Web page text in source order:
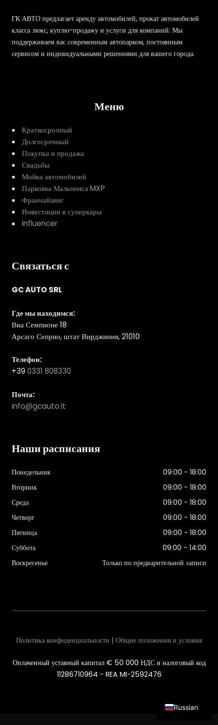
ГК АВТО предлагает аренду автомобилей, прокат автомобилей
класса люкс, куплю-продажу и услуги для компаний. Мы
поддерживаем вас современным автопарком, постоянным
сервисом и индивидуальными решениями для вашего города.
Меню
Краткосрочный
Долгосрочный
Покупка и продажа
Свадьбы
Мойка автомобилей
Парковка Мальпенса MXP
Франчайзинг
Инвестиции в суперкары
Influencer
Связаться с
GC AUTO SRL
Где мы находимся:
Виа Семпионе 18
Арсаго Сеприо, штат Вирджиния, 21010
Телефон:
+39 0331 808330
Почта:
info@gcauto.it
Наши расписания
Понедельник
09:00 - 18:00
Вторник
09:00 - 18:00
Среда
09:00 - 18:00
Четверг
09:00 - 18:00
Пятница
09:00 - 18:00
Суббота
09:00 - 14:00
Воскресенье
Только по предварительной записи
Оплаченный уставный капитал € 50 000 НДС и налоговый код
11286710964 - REA MI-2592476
Политика конфиденциальности | Общие положения и условия
Russian